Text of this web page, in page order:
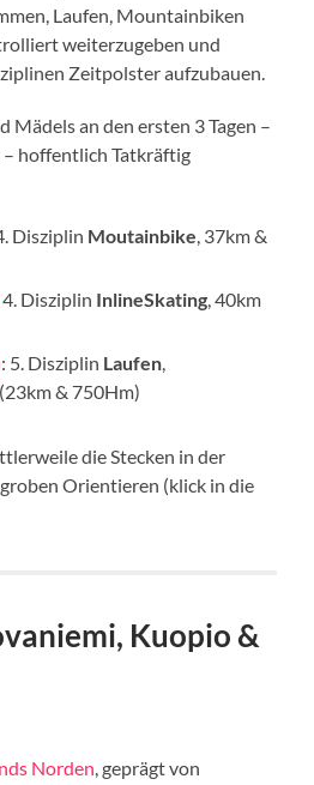
Laufen, Mountainbiken
weiterzugeben und
Zeitpolster aufzubauen.
Mädels an den ersten 3 Tagen –
hoffentlich Tatkräftig
Disziplin Moutainbike, 37km &
4. Disziplin InlineSkating, 40km
: 5. Disziplin Laufen,
& 750Hm)
die Stecken in der
Orientieren (klick in die
Kuopio &
Norden, geprägt von